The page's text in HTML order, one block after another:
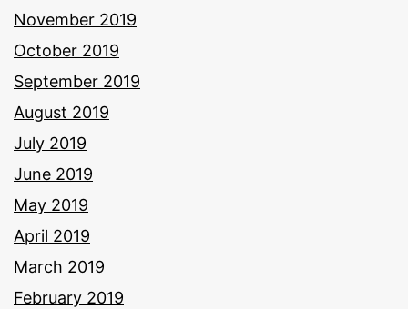
November 2019
October 2019
September 2019
August 2019
July 2019
June 2019
May 2019
April 2019
March 2019
February 2019